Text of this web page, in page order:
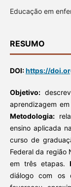
Educação em
RESUMO
DOI:https://
Objetivo:
aprendizagem
Metodologia:
ensino aplicada
curso de
Federal da região
em três etapas.
diálogo com os